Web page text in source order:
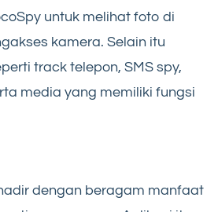
untuk melihat foto di
kamera. Selain itu
track telepon, SMS spy,
media yang memiliki fungsi
dengan beragam manfaat